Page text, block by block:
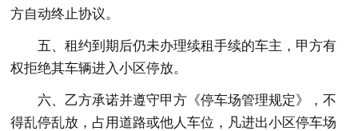
方自动终止协议。
五、租约到期后仍未办理续租手续的车主，甲方有
权拒绝其车辆进入小区停放。
六、乙方承诺并遵守甲方《停车场管理规定》，不
得乱停乱放，占用道路或他人车位，凡进出小区停车场